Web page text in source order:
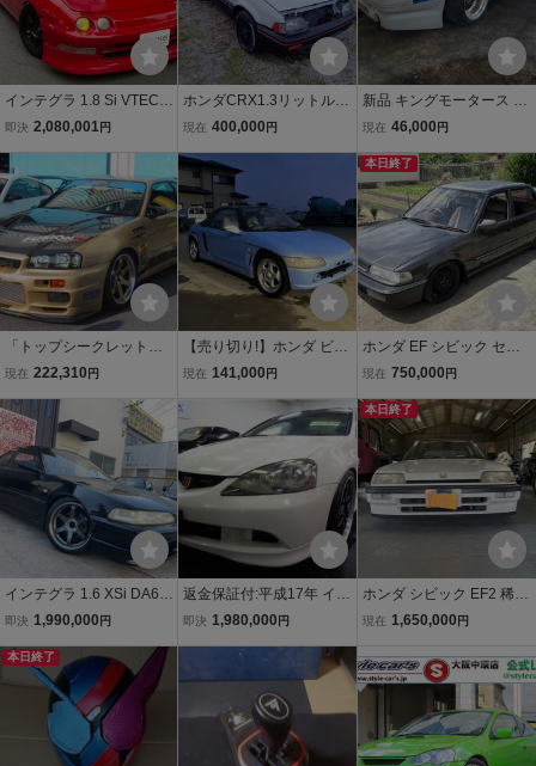
インテグラ 1.8 Si VTEC
車高調 社外マフラー R
即決 2,080,001円
ホンダCRX1.3リットル昭
和６１年式書類完備
現在 400,000 円
新品 キングモータース マ
ツダ FC3S RX-7 ナンバ
ードセット リアサイド
現在 46,000 円
「トップシークレット」
スカイライン(BNR34)GT-
ーボン)
現在 222,310 円
【売り切り!】ホンダ ビー
ト PP1 タイミングベルト
機関良好 予備検査可
現在 141,000 円
本日終了
ホンダ EF シビック セダ
ン 後期 D15B
現在 750,000 円
インテグラ 1.6 XSi DA6レ
イズTE37SLオーリンズ車
即決 1,990,000 円
返金保証付:平成17年 イン
テグラタイプR 後期型K2
レカロインテリアマフラ
ー車高調ブレンボナビTV
即決 1,980,000 円
本日終了
ホンダ シビック EF2 稀
少 ミッション 北米仕
現在 1,650,000 円
本日終了